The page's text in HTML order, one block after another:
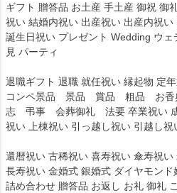
ギフト 贈答品 お土産 手土産 御祝 御
祝い 結婚内祝い 出産祝い 出産内祝
誕生日祝い プレゼント Wedding ウ
見 パーティ
退職ギフト 退職 就任祝い 縁起物
コンペ景品 景品 賞品 粗品 お香
志 弔事 会葬御礼 法要 卒業祝い 成
祝い 上棟祝い 引っ越し祝い 引越し祝
還暦祝い 古稀祝い 喜寿祝い 傘寿祝
長寿祝い 金婚式 銀婚式 ダイヤモン
詰め合わせ 贈答品 お返し お礼 御礼